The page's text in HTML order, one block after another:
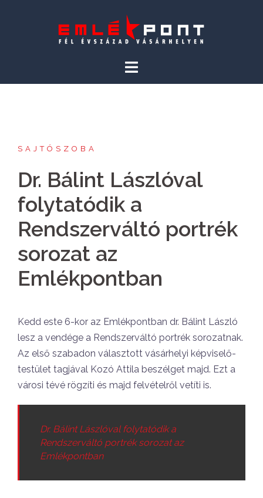
SAJTÓSZOBA
Dr. Bálint Lászlóval
folytatódik a
Rendszerváltó portrék
sorozat az
Emlékpontban
Kedd este 6-kor az Emlékpontban dr. Bálint László
lesz a vendége a Rendszerváltó portrék sorozatnak.
Az első szabadon választott vásárhelyi képviselő-
testület tagjával Kozó Attila beszélget majd. Ezt a
városi tévé rögzíti és majd felvételről vetíti is.
Dr. Bálint Lászlóval folytatódik a
Rendszerváltó portrék sorozat az
Emlékpontban